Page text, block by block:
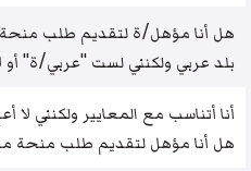
هل أنا مؤهل/ة لتقديم طلب
بلد عربي ولكنني لست "عربي/ة"
أنا أتناسب مع المعايير ولكنني لا
هل أنا مؤهل لتقديم طلب منحة